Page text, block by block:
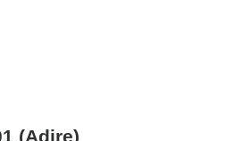
(Adire)